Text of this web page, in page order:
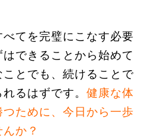
てを完璧にこなす必要
できることから始めて
とでも、続けることで
るはずです。 健康な体
ために、今日から一歩
か？